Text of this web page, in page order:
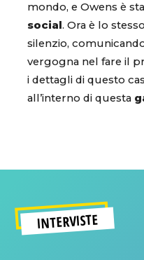
mondo, e Owens è
social. Ora è lo
silenzio,
vergogna nel fare il
i dettagli di questo
all’interno di questa
INTERVISTE